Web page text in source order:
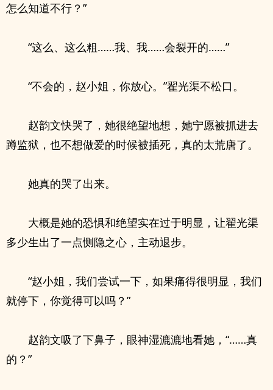
怎么知道不行？”
“这么、这么粗……我、我……会裂开的……”
“不会的，赵小姐，你放心。”翟光渠不松口。
赵韵文快哭了，她很绝望地想，她宁愿被抓进去
蹲监狱，也不想做爱的时候被插死，真的太荒唐了。
她真的哭了出来。
大概是她的恐惧和绝望实在过于明显，让翟光渠
多少生出了一点恻隐之心，主动退步。
“赵小姐，我们尝试一下，如果痛得很明显，我们
就停下，你觉得可以吗？”
赵韵文吸了下鼻子，眼神湿漉漉地看她，“……真
的？”